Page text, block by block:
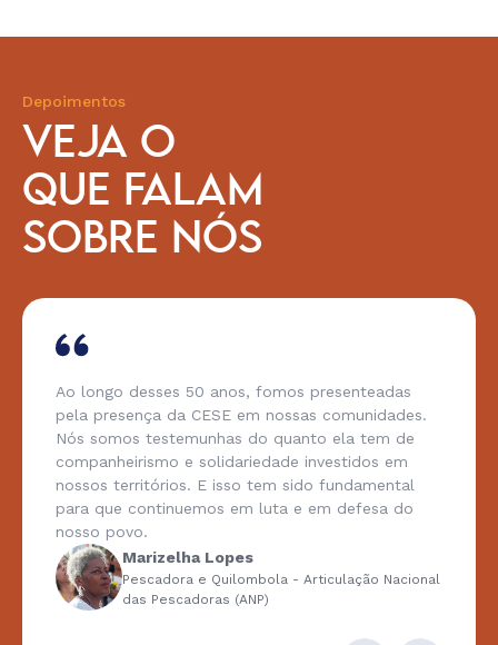
Depoimentos
VEJA O
QUE FALAM
SOBRE NÓS
Ao longo desses 50 anos, fomos presenteadas
pela presença da CESE em nossas comunidades.
Nós somos testemunhas do quanto ela tem de
companheirismo e solidariedade investidos em
nossos territórios. E isso tem sido fundamental
para que continuemos em luta e em defesa do
nosso povo.
Marizelha Lopes
Pescadora e Quilombola - Articulação Nacional
das Pescadoras (ANP)